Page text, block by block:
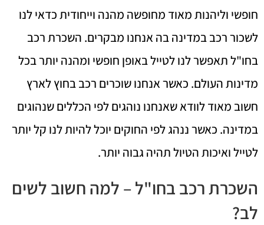
חופשי וליהנות מאוד מחופשה מהנה וייחודית כדאי לנו
לשכור רכב במדינה בה אנחנו מבקרים. השכרת רכב
בחו"ל תאפשר לנו לטייל באופן חופשי ומהנה יותר בכל
מדינות העולם. כאשר אנחנו שוכרים רכב בחוץ לארץ
חשוב מאוד לוודא שאנחנו נוהגים לפי הכללים שנהוגים
במדינה. כאשר ננהג לפי החוקים יוכל להיות לנו קל יותר
לטייל ואיכות הטיול תהיה גבוה יותר.
השכרת רכב בחו"ל – למה חשוב לשים
לב?